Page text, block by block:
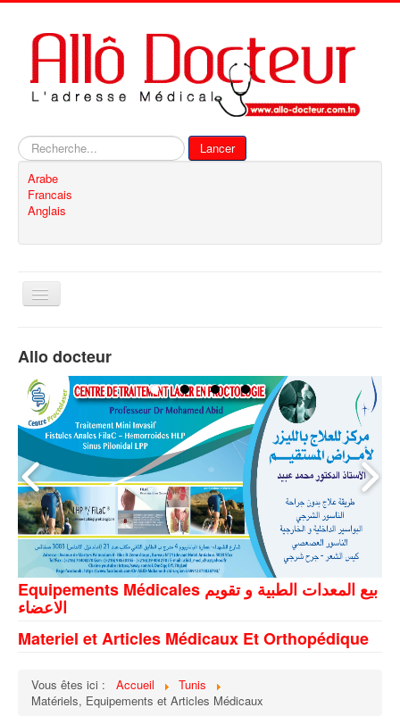
Rechercher
Lancer
Arabe
Francais
Anglais
Basculer
Contact
Allo docteur
Equipements Médicales بيع المعدات الطبية و تقويم
الاعضاء
Materiel et Articles Médicaux Et Orthopédique
Vous êtes ici : Accueil
Tunis
Matériels, Equipements et Articles Médicaux